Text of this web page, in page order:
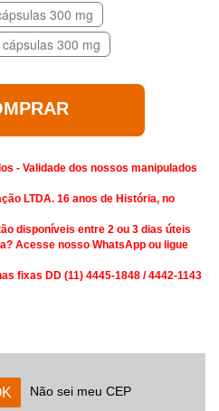
300 mg
300 mg
- Validade dos nossos manipulados
LTDA. 16 anos de História, no
disponíveis entre 2 ou 3 dias úteis
Acesse nosso WhatsApp ou ligue
fixas DD (11) 4445-1848 / 4442-1143
Não sei meu CEP